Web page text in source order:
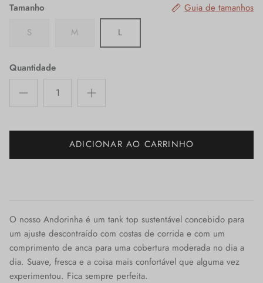
Tamanho
Guia de tamanhos
S
M L
Quantidade
ADICIONAR AO CARRINHO
O nosso Andorinha é um tank top sustentável concebido para
um ajuste descontraído com costas de corrida e com um
comprimento de anca para uma cobertura moderada no dia a
dia. Suave, fresca e a coisa mais confortável que alguma vez
experimentou. Fica sempre perfeita.